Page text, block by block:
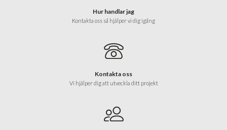
Hur handlar jag
Kontakta oss så hjälper vi dig igång
Kontakta oss
Vi hjälper dig att utveckla ditt projekt